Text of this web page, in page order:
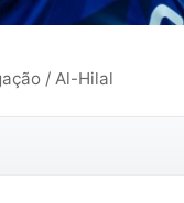
/ Al-Hilal